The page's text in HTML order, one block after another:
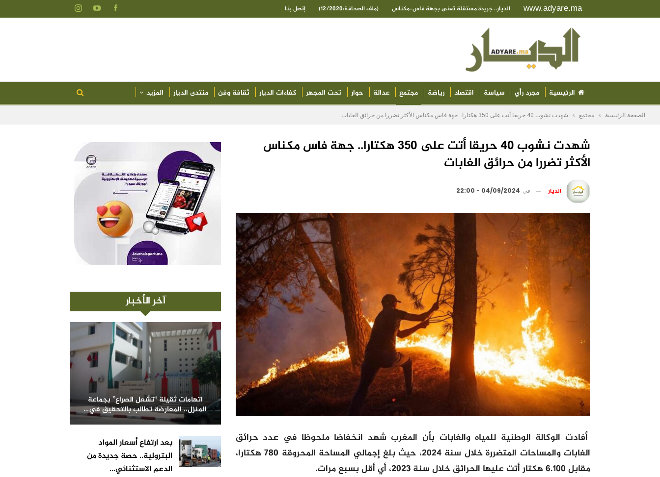
www.adyare.ma الديار.. جريدة مستقلة تعنى بجهة فاس-مكناس (ملف الصحافة:12/2020) إتصل بنا
الرئيسية مجرد رأي سياسة اقتصاد رياضة مجتمع عدالة حوار تحت المجهر كفاءات الديار ثقافة وفن منتدى الديار المزيد
الصفحة الرئيسية مجتمع شهدت نشوب 40 حريقا أتت على 350 هكتارا.. جهة فاس مكناس الأكثر تضررا من حرائق الغابات
شهدت نشوب 40 حريقا أتت على 350 هكتارا.. جهة فاس مكناس
الأكثر تضررا من حرائق الغابات
الديار في 04/09/2024 - 22:00
أفادت الوكالة الوطنية للمياه والغابات بأن المغرب شهد انخفاضا ملحوظا في عدد حرائق
الغابات والمساحات المتضررة خلال سنة 2024، حيث بلغ إجمالي المساحة المحروقة 780 هكتارا،
مقابل 6.100 هكتار أتت عليها الحرائق خلال سنة 2023، أي أقل بسبع مرات.
آخر الأخبار
اتهامات ثقيلة “تشعل الصراع” بجماعة
المنزل.. المعارضة تطالب بالتحقيق في…
بعد ارتفاع أسعار المواد
البترولية.. حصة جديدة من
الدعم الاستثنائي…